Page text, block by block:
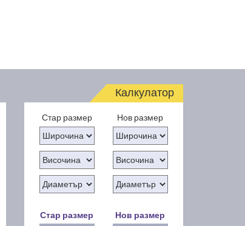
Калкулатор
Стар размер Нов размер
Стар размер
Нов размер